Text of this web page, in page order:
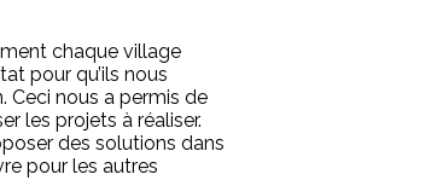
chaque village
pour qu’ils nous
Ceci nous a permis de
les projets à réaliser.
des solutions dans
pour les autres